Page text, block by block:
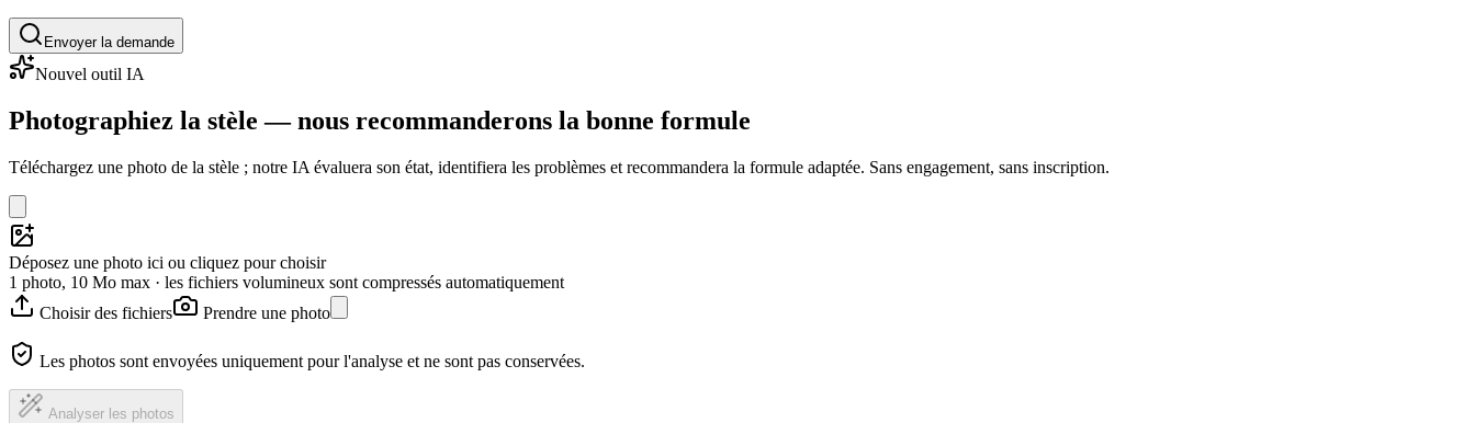
Envoyer la demande
Nouvel outil IA
Photographiez la stèle — nous recommanderons la bonne formule
Téléchargez une photo de la stèle ; notre IA évaluera son état, identifiera les problèmes et recommandera la formule adaptée. Sans engagement, sans inscription.
Déposez une photo ici ou cliquez pour choisir
1 photo, 10 Mo max · les fichiers volumineux sont compressés automatiquement
Choisir des fichiers
Prendre une photo
Les photos sont envoyées uniquement pour l'analyse et ne sont pas conservées.
Analyser les photos